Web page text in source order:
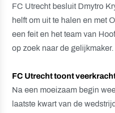
FC Utrecht besluit Dmytro
helft om uit te halen en met
een feit en het team van
op zoek naar de gelijkmaker.
FC Utrecht toont
Na een moeizaam begin
laatste kwart van de